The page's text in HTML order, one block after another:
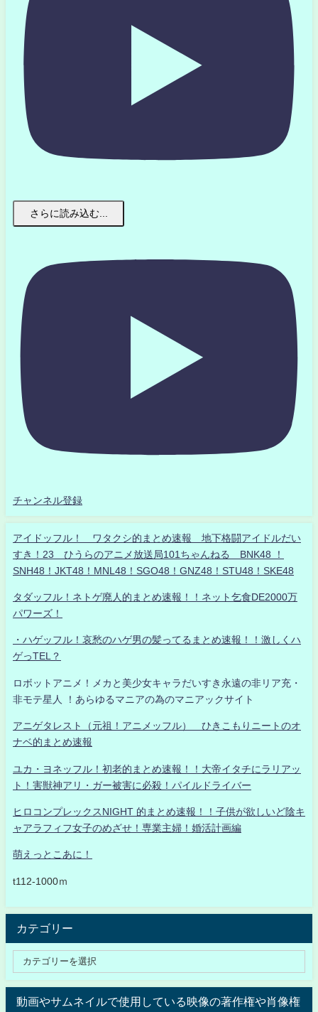
さらに読み込む...
チャンネル登録
アイドッフル！ ワタクシ的まとめ速報 地下格闘アイドルだい
すき！23 ひうらのアニメ放送局101ちゃんねる BNK48 ！
SNH48！JKT48！MNL48！SGO48！GNZ48！STU48！SKE48
タダッフル！ネトゲ廃人的まとめ速報！！ネット乞食DE2000万
パワーズ！
・ハゲッフル！哀愁のハゲ男の髪ってるまとめ速報！！激しくハ
ゲっTEL？
ロボットアニメ！メカと美少女キャラだいすき永遠の非リア充・
非モテ星人 ！あらゆるマニアの為のマニアックサイト
アニゲタレスト（元祖！アニメッフル） ひきこもりニートのオ
ナベ的まとめ速報
ユカ・ヨネッフル！初老的まとめ速報！！大帝イタチにラリアッ
ト！害獣神アリ・ガー被害に必殺！パイルドライバー
ヒロコンプレックスNIGHT 的まとめ速報！！子供が欲しいど陰キ
ャアラフィフ女子のめざせ！専業主婦！婚活計画編
萌えっとこあに！
t112-1000ｍ
カテゴリー
動画やサムネイルで使用している映像の著作権や肖像権